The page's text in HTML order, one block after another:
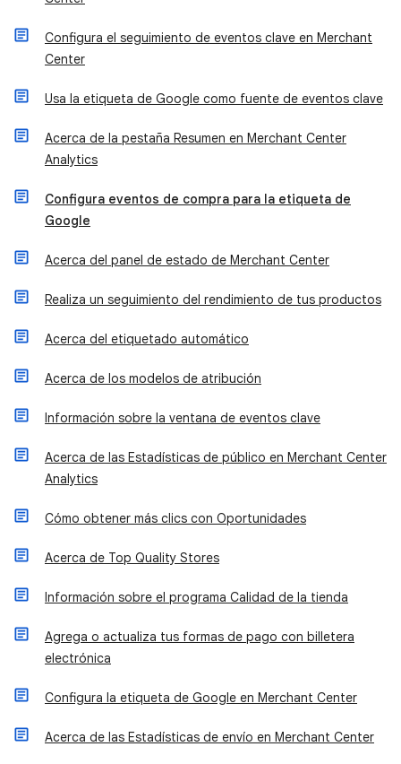
Configura el seguimiento de eventos clave en Merchant
Center
Usa la etiqueta de Google como fuente de eventos clave
Acerca de la pestaña Resumen en Merchant Center
Analytics
Configura eventos de compra para la etiqueta de
Google
Acerca del panel de estado de Merchant Center
Realiza un seguimiento del rendimiento de tus productos
Acerca del etiquetado automático
Acerca de los modelos de atribución
Información sobre la ventana de eventos clave
Acerca de las Estadísticas de público en Merchant Center
Analytics
Cómo obtener más clics con Oportunidades
Acerca de Top Quality Stores
Información sobre el programa Calidad de la tienda
Agrega o actualiza tus formas de pago con billetera
electrónica
Configura la etiqueta de Google en Merchant Center
Acerca de las Estadísticas de envío en Merchant Center